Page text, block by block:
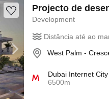
Projecto de
Development
Distância até ao
West Palm -
Dubai Internet City
6500m